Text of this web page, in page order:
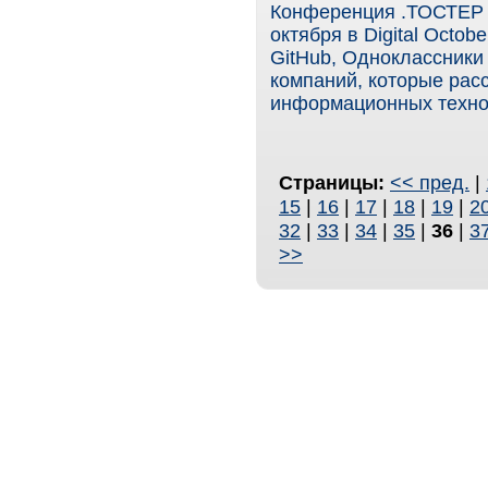
Конференция .ТОСТЕР
октября в Digital
GitHub,
компаний, которые
информационных
Страницы: << пред. |
15 | 16 | 17 | 18 | 19 |
32 | 33 | 34 | 35 | 36 |
>>